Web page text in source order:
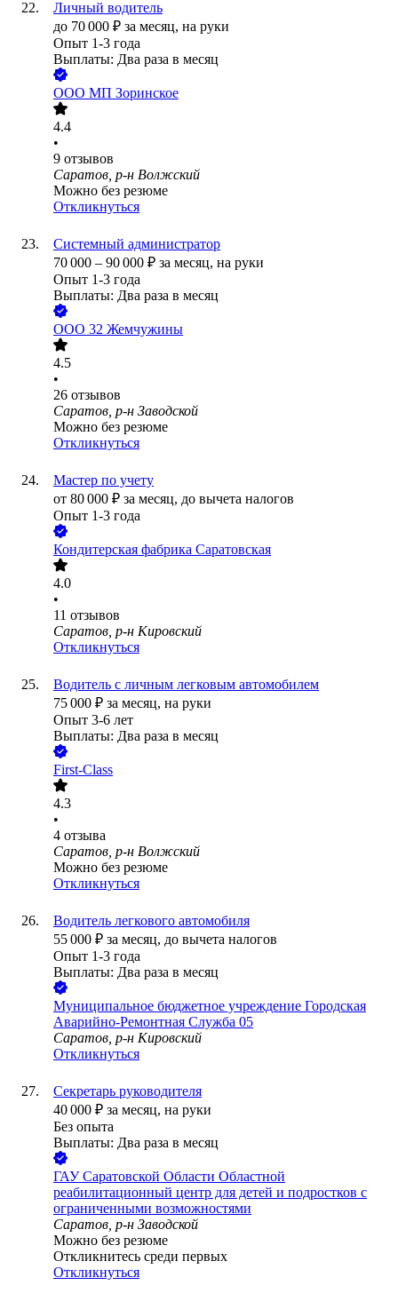
Личный водитель
до 70 000 ₽ за месяц, на руки
Опыт 1-3 года
Выплаты: Два раза в месяц
ООО МП Зоринское
4.4
•
9 отзывов
Саратов, р-н Волжский
Можно без резюме
Откликнуться
Системный администратор
70 000 – 90 000 ₽ за месяц, на руки
Опыт 1-3 года
Выплаты: Два раза в месяц
ООО 32 Жемчужины
4.5
•
26 отзывов
Саратов, р-н Заводской
Можно без резюме
Откликнуться
Мастер по учету
от 80 000 ₽ за месяц, до вычета налогов
Опыт 1-3 года
Кондитерская фабрика Саратовская
4.0
•
11 отзывов
Саратов, р-н Кировский
Откликнуться
Водитель с личным легковым автомобилем
75 000 ₽ за месяц, на руки
Опыт 3-6 лет
Выплаты: Два раза в месяц
First-Class
4.3
•
4 отзыва
Саратов, р-н Волжский
Можно без резюме
Откликнуться
Водитель легкового автомобиля
55 000 ₽ за месяц, до вычета налогов
Опыт 1-3 года
Выплаты: Два раза в месяц
Муниципальное бюджетное учреждение Городская
Аварийно-Ремонтная Служба 05
Саратов, р-н Кировский
Откликнуться
Секретарь руководителя
40 000 ₽ за месяц, на руки
Без опыта
Выплаты: Два раза в месяц
ГАУ Саратовской Области Областной
реабилитационный центр для детей и подростков с
ограниченными возможностями
Саратов, р-н Заводской
Можно без резюме
Откликнитесь среди первых
Откликнуться